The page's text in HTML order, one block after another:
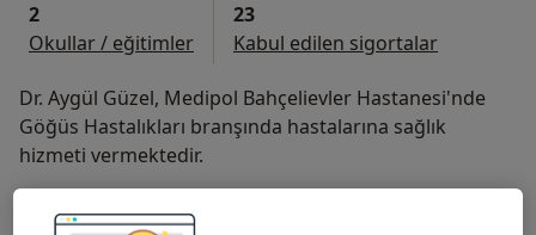
2
Okullar / eğitimler
23
Kabul edilen sigortalar
Dr. Aygül Güzel, Medipol Bahçelievler Hastanesi'nde
Göğüs Hastalıkları branşında hastalarına sağlık
hizmeti vermektedir.